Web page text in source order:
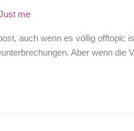
me
auch wenn es völlig offtopic
Aber wenn die